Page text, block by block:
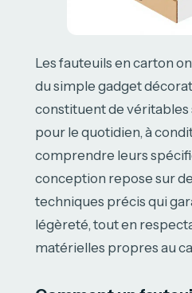
Les fauteuils en carton
du simple gadget
constituent de véritables
pour le quotidien, à
comprendre leurs
conception repose sur
techniques précis qui
légèreté, tout en
matérielles propres au